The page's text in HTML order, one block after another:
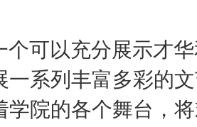
个可以充分展示才
一系列丰富多彩的
学院的各个舞台，